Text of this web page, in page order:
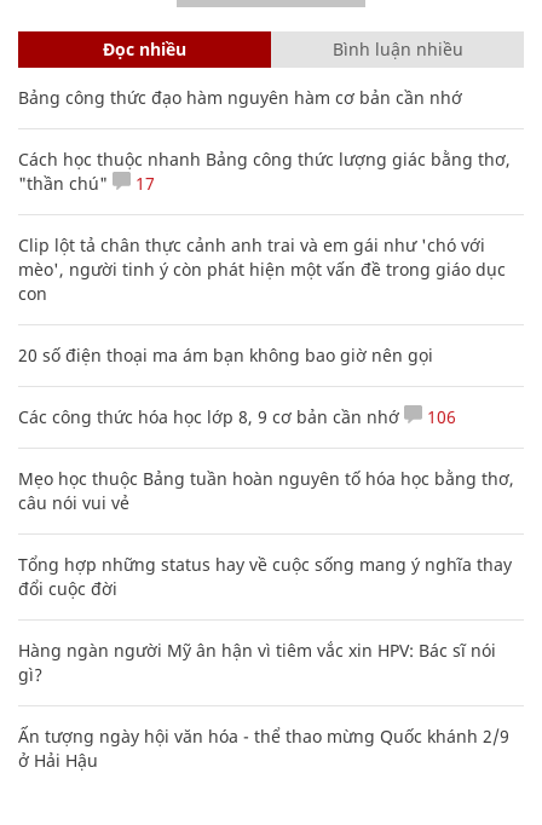
Đọc nhiều Bình luận nhiều
Bảng công thức đạo hàm nguyên hàm cơ bản cần nhớ
Cách học thuộc nhanh Bảng công thức lượng giác bằng thơ,
"thần chú"
17
Clip lột tả chân thực cảnh anh trai và em gái như 'chó với
mèo', người tinh ý còn phát hiện một vấn đề trong giáo dục
con
20 số điện thoại ma ám bạn không bao giờ nên gọi
Các công thức hóa học lớp 8, 9 cơ bản cần nhớ 106
Mẹo học thuộc Bảng tuần hoàn nguyên tố hóa học bằng thơ,
câu nói vui vẻ
Tổng hợp những status hay về cuộc sống mang ý nghĩa thay
đổi cuộc đời
Hàng ngàn người Mỹ ân hận vì tiêm vắc xin HPV: Bác sĩ nói
gì?
Ấn tượng ngày hội văn hóa - thể thao mừng Quốc khánh 2/9
ở Hải Hậu